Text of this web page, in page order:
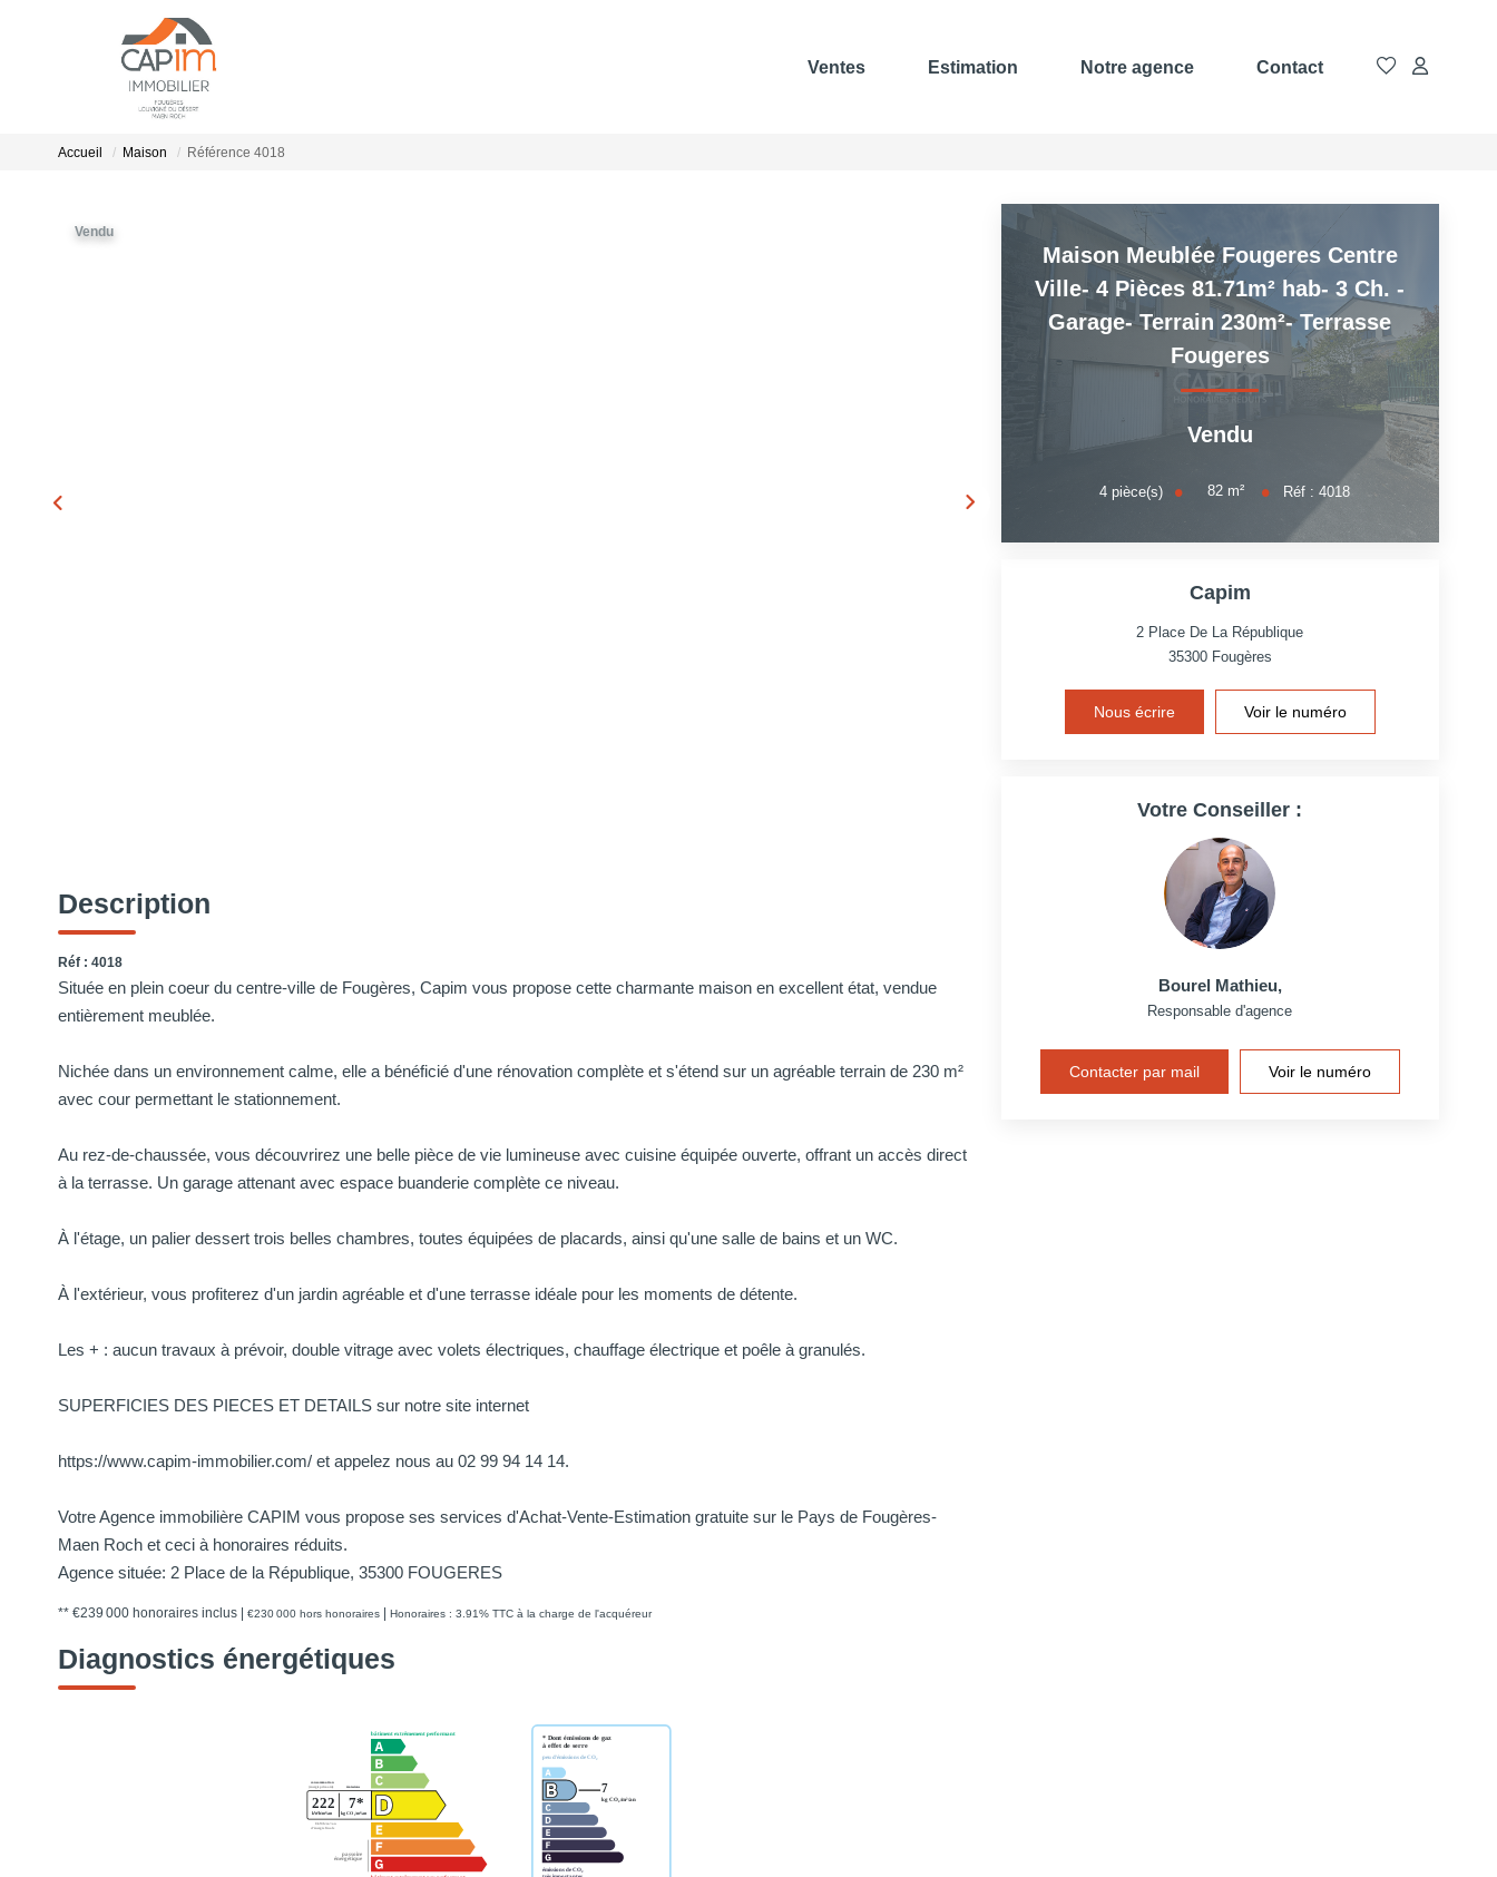
Ventes Estimation Notre agence Contact
Accueil Maison Référence 4018
Vendu
Description
Réf : 4018
Située en plein coeur du centre-ville de Fougères, Capim vous propose cette charmante maison en excellent état, vendue
entièrement meublée.
Nichée dans un environnement calme, elle a bénéficié d'une rénovation complète et s'étend sur un agréable terrain de 230 m²
avec cour permettant le stationnement.
Au rez-de-chaussée, vous découvrirez une belle pièce de vie lumineuse avec cuisine équipée ouverte, offrant un accès direct
à la terrasse. Un garage attenant avec espace buanderie complète ce niveau.
À l'étage, un palier dessert trois belles chambres, toutes équipées de placards, ainsi qu'une salle de bains et un WC.
À l'extérieur, vous profiterez d'un jardin agréable et d'une terrasse idéale pour les moments de détente.
Les + : aucun travaux à prévoir, double vitrage avec volets électriques, chauffage électrique et poêle à granulés.
SUPERFICIES DES PIECES ET DETAILS sur notre site internet
https://www.capim-immobilier.com/ et appelez nous au 02 99 94 14 14.
Votre Agence immobilière CAPIM vous propose ses services d'Achat-Vente-Estimation gratuite sur le Pays de Fougères-
Maen Roch et ceci à honoraires réduits.
Agence située: 2 Place de la République, 35300 FOUGERES
** €239 000 honoraires inclus €230 000 hors honoraires Honoraires : 3.91% TTC à la charge de l'acquéreur
Diagnostics énergétiques
Maison Meublée Fougeres Centre
Ville- 4 Pièces 81.71m² hab- 3 Ch. -
Garage- Terrain 230m²- Terrasse
Fougeres
Vendu
4 pièce(s) 82 m² Réf : 4018
Capim
2 Place De La République
35300 Fougères
Nous écrire Voir le numéro
Votre Conseiller :
Bourel Mathieu,
Responsable d'agence
Contacter par mail Voir le numéro